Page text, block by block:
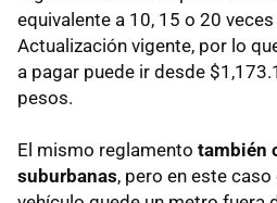
equivalente a 10, 15 o 20
Actualización vigente, por lo
a pagar puede ir desde
pesos.
El mismo reglamento también
suburbanas, pero en este